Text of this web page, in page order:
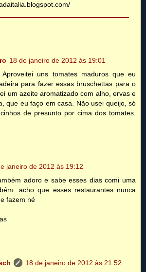
18 de janeiro de 2012 às 19:01
Aproveitei uns tomates maduros que eu
para fazer essas bruschettas para o
um azeite aromatizado com alho, ervas e
que eu faço em casa. Não usei queijo, só
de presunto por cima dos tomates.
janeiro de 2012 às 19:12
adoro e sabe esses dias comi uma
que esses restaurantes nunca
fazem né
18 de janeiro de 2012 às 21:52